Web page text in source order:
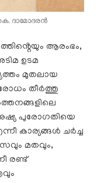
ദാമോദരൻ
ആരംഭം,
ഉടമ
മുതലായ
തീർത്തു
പുരോഗതിയെ
കാര്യങ്ങൾ ചർച്ച
മതവും,
രണ്ട്